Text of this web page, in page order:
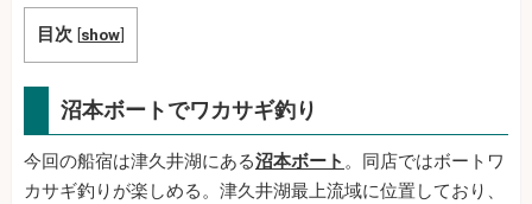
目次 [show]
沼本ボートでワカサギ釣り
今回の船宿は津久井湖にある沼本ボート 。同店ではボートワ
カサギ釣りが楽しめる。津久井湖最上流域に位置しており、